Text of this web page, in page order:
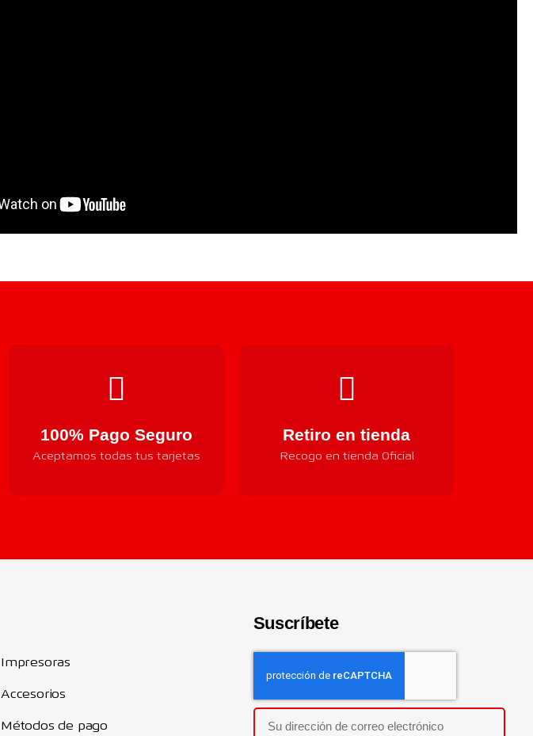
100% Pago Seguro
Aceptamos todas tus tarjetas
Retiro en tienda
Recogo en tienda Oficial
Impresoras
Accesorios
Métodos de pago
Suscríbete